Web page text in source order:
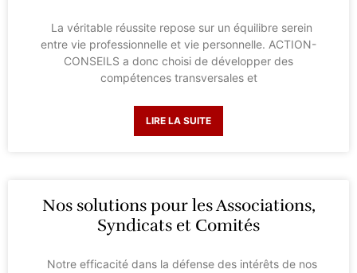
La véritable réussite repose sur un équilibre serein
entre vie professionnelle et vie personnelle. ACTION-
CONSEILS a donc choisi de développer des
compétences transversales et
LIRE LA SUITE
Nos solutions pour les Associations,
Syndicats et Comités
Notre efficacité dans la défense des intérêts de nos